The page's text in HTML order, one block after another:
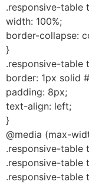
.responsive-table
width: 100%;
border-collapse:
}
.responsive-table
border: 1px solid
padding: 8px;
text-align: left;
}
@media (max-
.responsive-table
.responsive-table
.responsive-table